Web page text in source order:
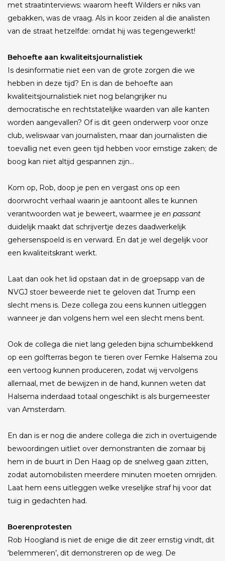
met straatinterviews: waarom heeft Wilders er niks van
gebakken, was de vraag. Als in koor zeiden al die analisten
van de straat hetzelfde: omdat hij was tegengewerkt!
Behoefte aan kwaliteitsjournalistiek
Is desinformatie niet een van de grote zorgen die we
hebben in deze tijd? En is dan de behoefte aan
kwaliteitsjournalistiek niet nog belangrijker nu
democratische en rechtstatelijke waarden van alle kanten
worden aangevallen? Of is dit geen onderwerp voor onze
club, weliswaar van journalisten, maar dan journalisten die
toevallig net even geen tijd hebben voor ernstige zaken; de
boog kan niet altijd gespannen zijn…
Kom op, Rob, doop je pen en vergast ons op een
doorwrocht verhaal waarin je aantoont alles te kunnen
verantwoorden wat je beweert, waarmee je en passant
duidelijk maakt dat schrijvertje dezes daadwerkelijk
gehersenspoeld is en verward. En dat je wel degelijk voor
een kwaliteitskrant werkt.
Laat dan ook het lid opstaan dat in de groepsapp van de
NVGJ stoer beweerde niet te geloven dat Trump een
slecht mens is. Deze collega zou eens kunnen uitleggen
wanneer je dan volgens hem wel een slecht mens bent.
Ook de collega die niet lang geleden bijna schuimbekkend
op een golfterras begon te tieren over Femke Halsema zou
een vertoog kunnen produceren, zodat wij vervolgens
allemaal, met de bewijzen in de hand, kunnen weten dat
Halsema inderdaad totaal ongeschikt is als burgemeester
van Amsterdam.
En dan is er nog die andere collega die zich in overtuigende
bewoordingen uitliet over demonstranten die zomaar bij
hem in de buurt in Den Haag op de snelweg gaan zitten,
zodat automobilisten meerdere minuten moeten omrijden.
Laat hem eens uitleggen welke vreselijke straf hij voor dat
tuig in gedachten had.
Boerenprotesten
Rob Hoogland is niet de enige die dit zeer ernstig vindt, dit
‘belemmeren’, dit demonstreren op de weg. De